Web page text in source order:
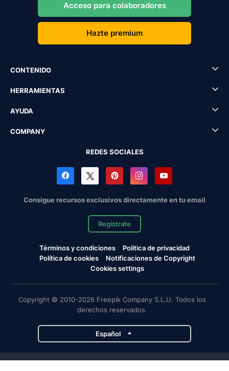
Acceso para colaboradores
Hazte premium
CONTENIDO
HERRAMIENTAS
AYUDA
COMPANY
REDES SOCIALES
Consigue recursos exclusivos directamente en tu email
Regístrate
Términos y condiciones
Política de privacidad
Política de cookies
Notificaciones de Copyright
Cookies settings
Copyright © 2010-2026 Freepik Company S.L.U. Todos los
derechos reservados.
Español